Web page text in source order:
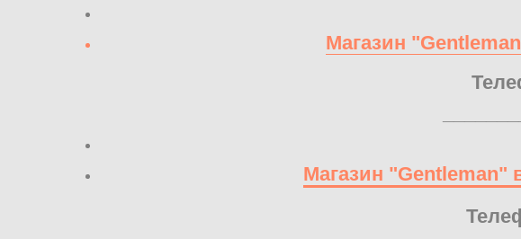
Магазин
Магазин "Gentleman"